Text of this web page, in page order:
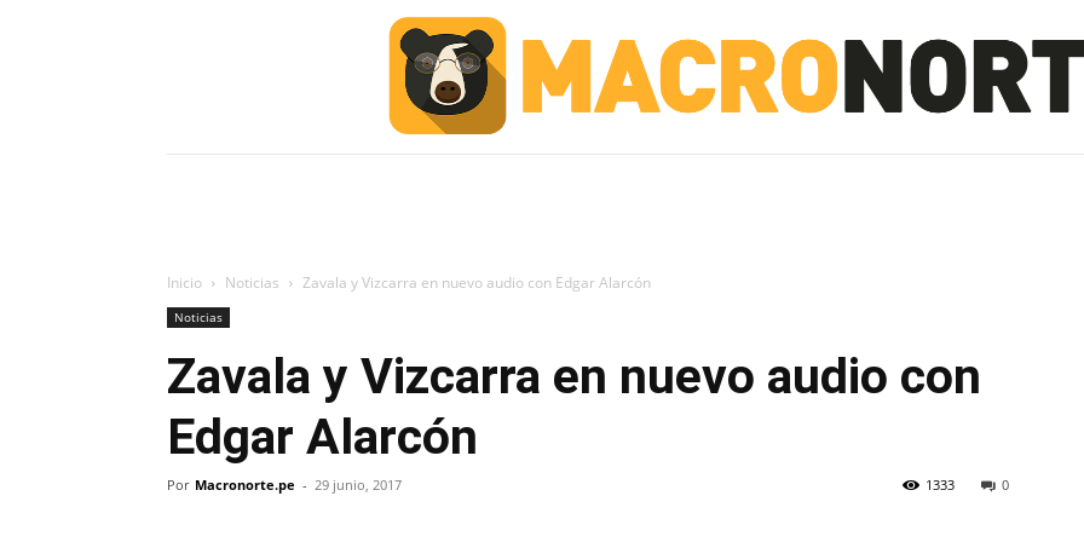
Inicio Noticias Zavala y Vizcarra en nuevo audio con Edgar Alarcón
Noticias
Zavala y Vizcarra en nuevo audio con
Edgar Alarcón
Por Macronorte.pe - 29 junio, 2017 0
1333